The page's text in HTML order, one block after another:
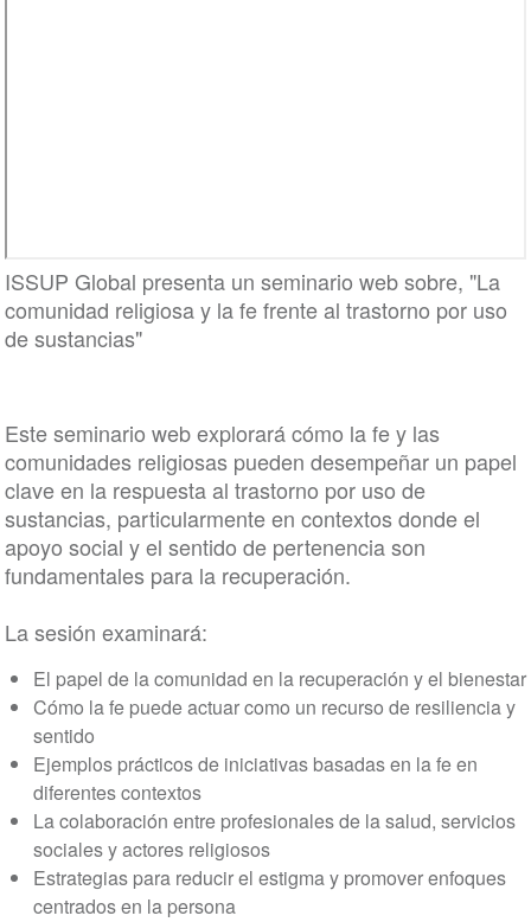
ISSUP Global presenta un seminario web sobre, "La
comunidad religiosa y la fe frente al trastorno por uso
de sustancias"
Este seminario web explorará cómo la fe y las
comunidades religiosas pueden desempeñar un papel
clave en la respuesta al trastorno por uso de
sustancias, particularmente en contextos donde el
apoyo social y el sentido de pertenencia son
fundamentales para la recuperación.
La sesión examinará:
El papel de la comunidad en la recuperación y el bienestar
Cómo la fe puede actuar como un recurso de resiliencia y
sentido
Ejemplos prácticos de iniciativas basadas en la fe en
diferentes contextos
La colaboración entre profesionales de la salud, servicios
sociales y actores religiosos
Estrategias para reducir el estigma y promover enfoques
centrados en la persona